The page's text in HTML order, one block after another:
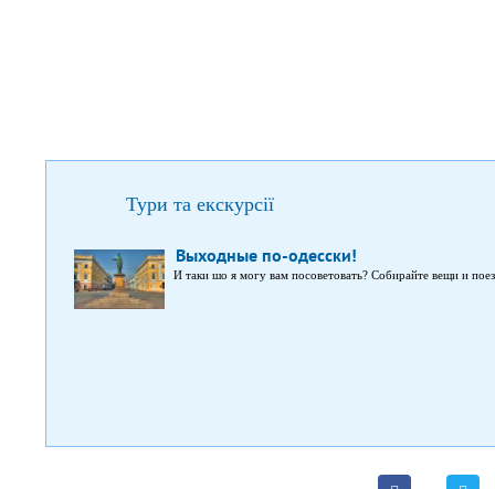
Тури та екскурсії
Выходные по-одесски!
И таки шо я могу вам посоветовать? Собирайте вещи и